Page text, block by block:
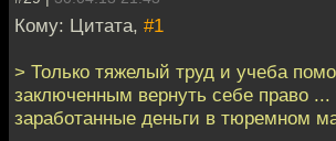
Кому: Цитата, #1
> Только тяжелый труд и учеба
заключенным вернуть себе право ...
заработанные деньги в тюремном